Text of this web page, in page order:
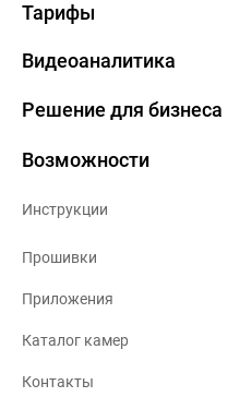
Тарифы
Видеоаналитика
Решение для бизнеса
Возможности
Инструкции
Прошивки
Приложения
Каталог камер
Контакты